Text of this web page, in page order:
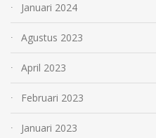
Januari 2024
Agustus 2023
April 2023
Februari 2023
Januari 2023